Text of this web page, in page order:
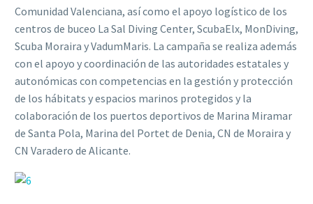
Comunidad Valenciana, así como el apoyo logístico de los
centros de buceo La Sal Diving Center, ScubaElx, MonDiving,
Scuba Moraira y VadumMaris. La campaña se realiza además
con el apoyo y coordinación de las autoridades estatales y
autonómicas con competencias en la gestión y protección
de los hábitats y espacios marinos protegidos y la
colaboración de los puertos deportivos de Marina Miramar
de Santa Pola, Marina del Portet de Denia, CN de Moraira y
CN Varadero de Alicante.